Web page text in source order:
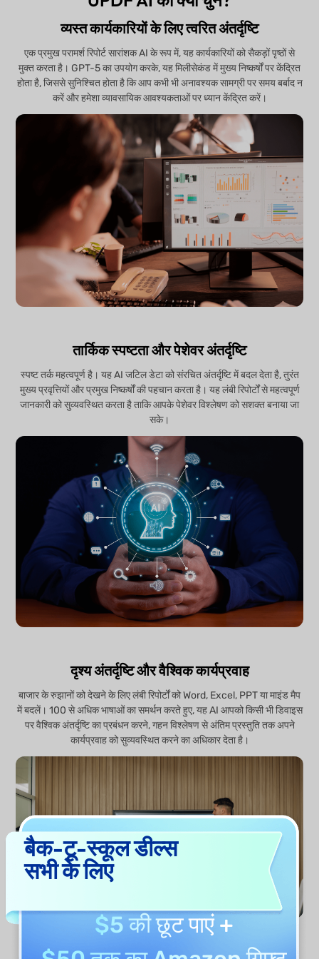
व्यस्त कार्यकारियों के लिए त्वरित अंतर्दृष्टि
एक प्रमुख परामर्श रिपोर्ट सारांशक AI के रूप में, यह कार्यकारियों को सैकड़ों पृष्ठों से
मुक्त करता है। GPT-5 का उपयोग करके, यह मिलीसेकंड में मुख्य निष्कर्षों पर केंद्रित
होता है, जिससे सुनिश्चित होता है कि आप कभी भी अनावश्यक सामग्री पर समय बर्बाद न
करें और हमेशा व्यावसायिक आवश्यकताओं पर ध्यान केंद्रित करें।
तार्किक स्पष्टता और पेशेवर अंतर्दृष्टि
स्पष्ट तर्क महत्वपूर्ण है। यह AI जटिल डेटा को संरचित अंतर्दृष्टि में बदल देता है, तुरंत
मुख्य प्रवृत्तियों और प्रमुख निष्कर्षों की पहचान करता है। यह लंबी रिपोर्टों से महत्वपूर्ण
जानकारी को सुव्यवस्थित करता है ताकि आपके पेशेवर विश्लेषण को सशक्त बनाया जा
सके।
दृश्य अंतर्दृष्टि और वैश्विक कार्यप्रवाह
बाजार के रुझानों को देखने के लिए लंबी रिपोर्टों को Word, Excel, PPT या माइंड मैप
में बदलें। 100 से अधिक भाषाओं का समर्थन करते हुए, यह AI आपको किसी भी डिवाइस
पर वैश्विक अंतर्दृष्टि का प्रबंधन करने, गहन विश्लेषण से अंतिम प्रस्तुति तक अपने
कार्यप्रवाह को सुव्यवस्थित करने का अधिकार देता है।
बैक-टू-स्कूल डील्स
सभी के लिए
$5 की छूटपाएं +